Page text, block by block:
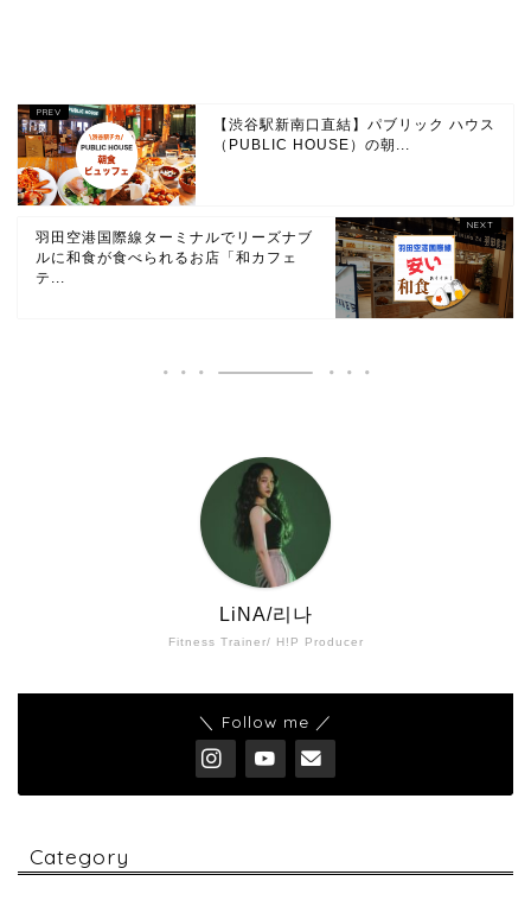
【渋谷駅新南口直結】パブリック ハウス
（PUBLIC HOUSE）の朝...
羽田空港国際線ターミナルでリーズナブ
ルに和食が食べられるお店「和カフェ
テ...
Fitness Trainer/ H!P Producer
LiNA/리나
＼ Follow me ／
Category